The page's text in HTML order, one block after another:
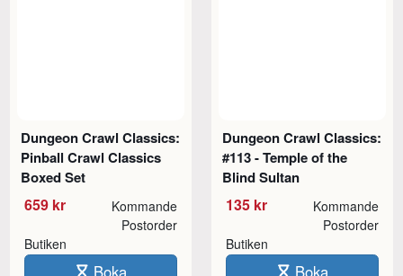
Dungeon Crawl Classics:
Pinball Crawl Classics
Boxed Set
659 kr Kommande
Butiken
Postorder
Boka
Dungeon Crawl Classics:
#113 - Temple of the
Blind Sultan
135 kr Kommande
Butiken
Postorder
Boka